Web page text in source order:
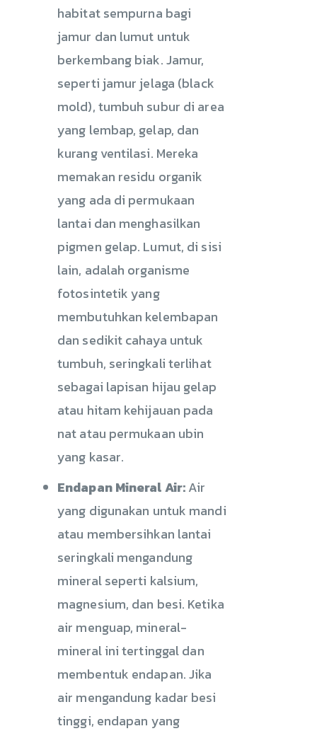
habitat sempurna bagi
jamur dan lumut untuk
berkembang biak. Jamur,
seperti jamur jelaga (black
mold), tumbuh subur di area
yang lembap, gelap, dan
kurang ventilasi. Mereka
memakan residu organik
yang ada di permukaan
lantai dan menghasilkan
pigmen gelap. Lumut, di sisi
lain, adalah organisme
fotosintetik yang
membutuhkan kelembapan
dan sedikit cahaya untuk
tumbuh, seringkali terlihat
sebagai lapisan hijau gelap
atau hitam kehijauan pada
nat atau permukaan ubin
yang kasar.
Endapan Mineral Air:Air
yang digunakan untuk mandi
atau membersihkan lantai
seringkali mengandung
mineral seperti kalsium,
magnesium, dan besi. Ketika
air menguap, mineral-
mineral ini tertinggal dan
membentuk endapan. Jika
air mengandung kadar besi
tinggi, endapan yang